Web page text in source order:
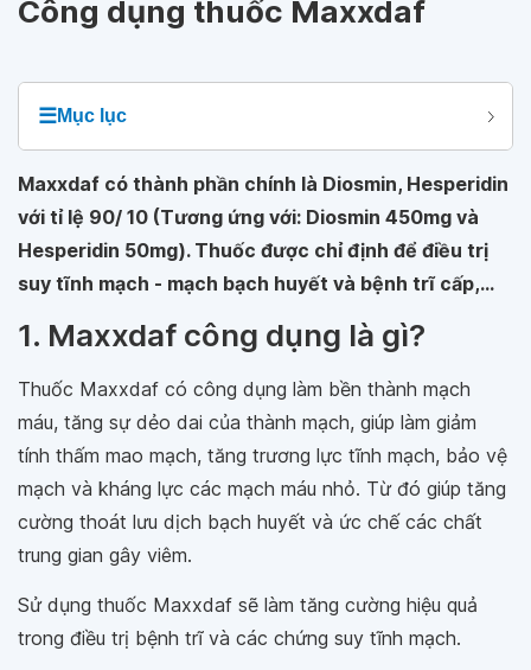
Công dụng thuốc Maxxdaf
☰Mục lục
Maxxdaf có thành phần chính là Diosmin, Hesperidin
với tỉ lệ 90/ 10 (Tương ứng với: Diosmin 450mg và
Hesperidin 50mg). Thuốc được chỉ định để điều trị
suy tĩnh mạch - mạch bạch huyết và bệnh trĩ cấp,...
1. Maxxdaf công dụng là gì?
Thuốc Maxxdaf có công dụng làm bền thành mạch
máu, tăng sự dẻo dai của thành mạch, giúp làm giảm
tính thấm mao mạch, tăng trương lực tĩnh mạch, bảo vệ
mạch và kháng lực các mạch máu nhỏ. Từ đó giúp tăng
cường thoát lưu dịch bạch huyết và ức chế các chất
trung gian gây viêm.
Sử dụng thuốc Maxxdaf sẽ làm tăng cường hiệu quả
trong điều trị bệnh trĩ và các chứng suy tĩnh mạch.